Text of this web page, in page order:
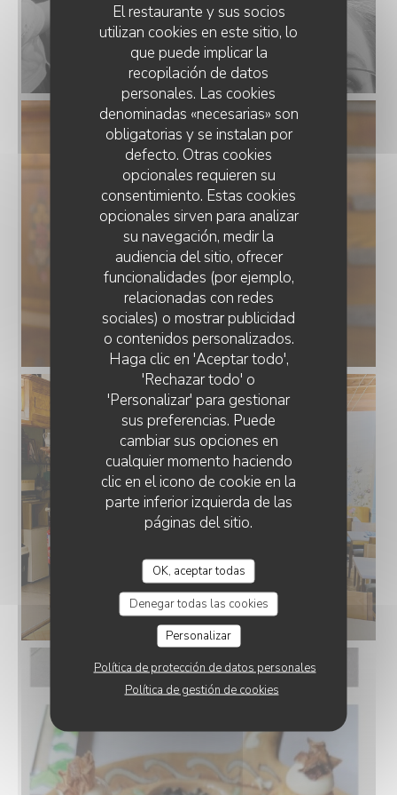
El restaurante y sus socios
utilizan cookies en este sitio, lo
que puede implicar la
recopilación de datos
personales. Las cookies
denominadas «necesarias» son
obligatorias y se instalan por
defecto. Otras cookies
opcionales requieren su
consentimiento. Estas cookies
opcionales sirven para analizar
su navegación, medir la
audiencia del sitio, ofrecer
funcionalidades (por ejemplo,
relacionadas con redes
sociales) o mostrar publicidad
o contenidos personalizados.
Haga clic en 'Aceptar todo',
'Rechazar todo' o
'Personalizar' para gestionar
sus preferencias. Puede
cambiar sus opciones en
cualquier momento haciendo
clic en el icono de cookie en la
parte inferior izquierda de las
páginas del sitio.
OK, aceptar todas
Denegar todas las cookies
Personalizar
Política de protección de datos personales
Política de gestión de cookies
L'AUBERGE AUX 4 SAISONS